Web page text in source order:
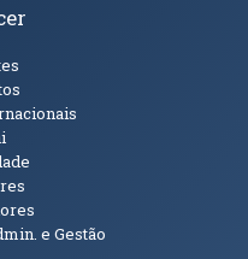
e Gestão